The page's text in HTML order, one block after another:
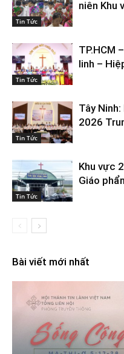
Tin Tức
niên Khu
Tin Tức
TP.HCM
linh –
Tin Tức
Tây
2026
Tin Tức
Khu vực
Giáo
Bài viết mới nhất